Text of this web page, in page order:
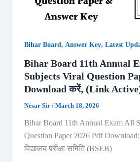
Bihar Board, Answer Key, Latest
Bihar Board 11th Annual
Subjects Viral Question
Download करें, (Link
Nesar Sir / March 18, 2026
Bihar Board 11th Annual Exam All
Question Paper 2026 Pdf Download:
विद्यालय परीक्षा समिति (BSEB)